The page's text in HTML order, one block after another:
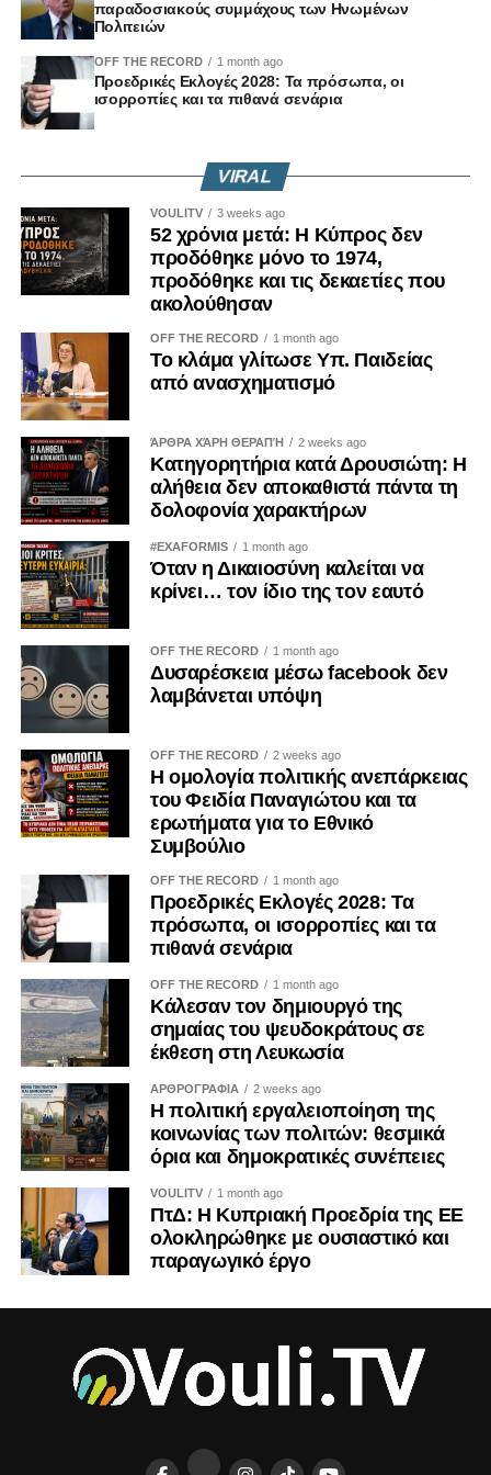
Οικολόγων.
Η απόφαση αυτή δεν είναι μια τυπική νομοθετική πράξη.
Είναι μήνυμα.
Μήνυμα ότι η ιστορική μνήμη δεν διαπραγματεύεται.
Μήνυμα ότι η αλήθεια δεν μπορεί να μένει εγκλωβισμένη
σε συμβολικές αναφορές.
Μήνυμα ότι τα εγκλήματα κατά της ανθρωπότητας δεν
Γιατί οι κοινωνίες που ξεχνούν, επαναλαμβάνουν.
Και οι κοινωνίες που φοβούνται να πουν την αλήθεια,
αφήνουν χώρο στους αρνητές της ιστορίας να
ξαναγράψουν το παρελθόν.
Σήμερα, λοιπόν, η 19η Μαΐου δεν είναι απλώς ημέρα
πένθους.
Είναι ημέρα ευθύνης.
Ημέρα μνήμης.
Ημέρα διεκδίκησης της αλήθειας.
Γιατί κάποιοι έφυγαν παίρνοντας μαζί τους μόνο τις ψυχές
τους.
Και εμείς οφείλουμε να κρατήσουμε ζωντανή τη μνήμη
τους.
Όχι από μίσος.
Αλλά από χρέος.
παραδοσιακούς συμμάχους των Ηνωμένων
Πολιτειών
OFF THE RECORD 1 month ago
Προεδρικές Εκλογές 2028: Τα πρόσωπα, οι
ισορροπίες και τα πιθανά σενάρια
VIRAL
VOULITV 3 weeks ago
52 χρόνια μετά: Η Κύπρος δεν
προδόθηκε μόνο το 1974,
προδόθηκε και τις δεκαετίες που
ακολούθησαν
OFF THE RECORD 1 month ago
Το κλάμα γλίτωσε Υπ. Παιδείας
από ανασχηματισμό
ΆΡΘΡΑ ΧΆΡΗ ΘΕΡΑΠΉ 2 weeks ago
Κατηγορητήρια κατά Δρουσιώτη: Η
αλήθεια δεν αποκαθιστά πάντα τη
δολοφονία χαρακτήρων
#EXAFORMIS 1 month ago
Όταν η Δικαιοσύνη καλείται να
κρίνει… τον ίδιο της τον εαυτό
OFF THE RECORD 1 month ago
Δυσαρέσκεια μέσω facebook δεν
λαμβάνεται υπόψη
OFF THE RECORD 2 weeks ago
Η ομολογία πολιτικής ανεπάρκειας
του Φειδία Παναγιώτου και τα
ερωτήματα για το Εθνικό
Συμβούλιο
OFF THE RECORD 1 month ago
Προεδρικές Εκλογές 2028: Τα
πρόσωπα, οι ισορροπίες και τα
πιθανά σενάρια
OFF THE RECORD 1 month ago
Κάλεσαν τον δημιουργό της
σημαίας του ψευδοκράτους σε
έκθεση στη Λευκωσία
ΑΡΘΡΟΓΡΑΦΙΑ 2 weeks ago
Η πολιτική εργαλειοποίηση της
κοινωνίας των πολιτών: θεσμικά
όρια και δημοκρατικές συνέπειες
VOULITV 1 month ago
ΠτΔ: Η Κυπριακή Προεδρία της ΕΕ
ολοκληρώθηκε με ουσιαστικό και
παραγωγικό έργο